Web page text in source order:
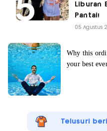
Liburan
Pantai!
05 Agustus
Telusuri